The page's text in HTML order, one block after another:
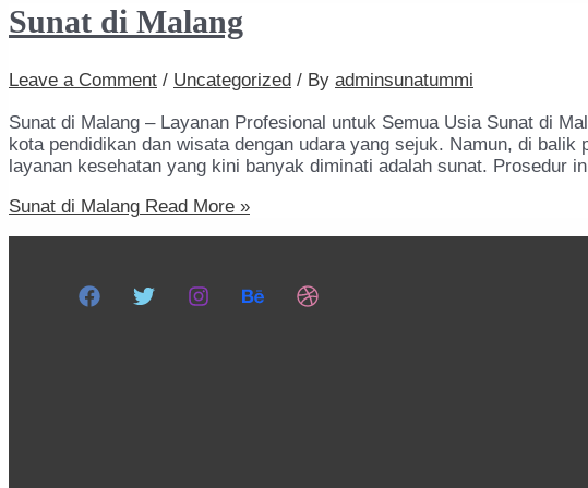
Sunat di Malang
Leave a Comment / Uncategorized / By adminsunatummi
Sunat di Malang – Layanan Profesional untuk Semua Usia Sunat di
kota pendidikan dan wisata dengan udara yang sejuk. Namun, di
layanan kesehatan yang kini banyak diminati adalah sunat. Prosedur
Sunat di Malang Read More »